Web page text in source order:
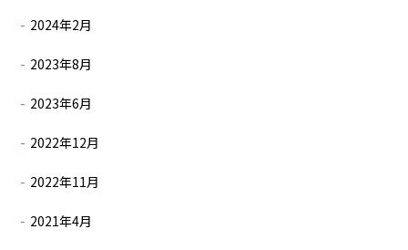
2024年2月
2023年8月
2023年6月
2022年12月
2022年11月
2021年4月